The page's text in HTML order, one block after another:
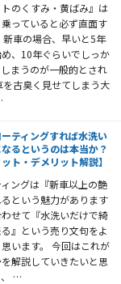
トのくすみ・黄ばみ』は
っていると必ず直面す
新車の場合、早いと5年
、10年ぐらいでしっか
まうのが一般的とされ
を古臭く見せてしまう大
ティングすれば水洗い
るというのは本当か？
ト・デメリット解説】
ングは『新車以上の艶
という魅力があります
せて『水洗いだけで綺
』という売り文句をよ
います。 今回はこれが
解説していきたいと思
、 …